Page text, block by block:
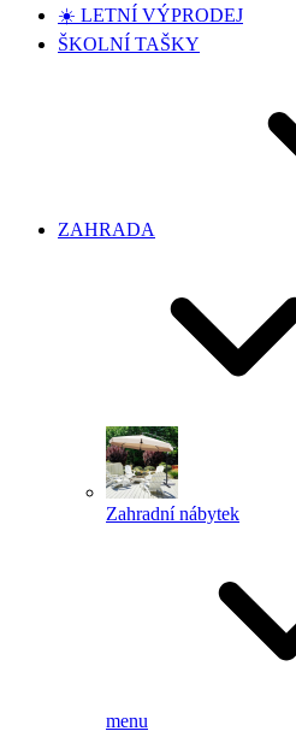
☀️ LETNÍ VÝPRODEJ
ŠKOLNÍ TAŠKY
ZAHRADA
Zahradní nábytek
menu